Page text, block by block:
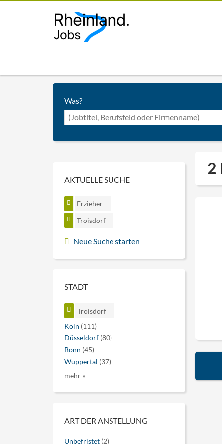
Was?
2
AKTUELLE SUCHE
Erzieher
Troisdorf
Neue Suche starten
STADT
Troisdorf
Köln (111)
Düsseldorf (80)
Bonn (45)
Wuppertal (37)
mehr »
ART DER ANSTELLUNG
Unbefristet (2)